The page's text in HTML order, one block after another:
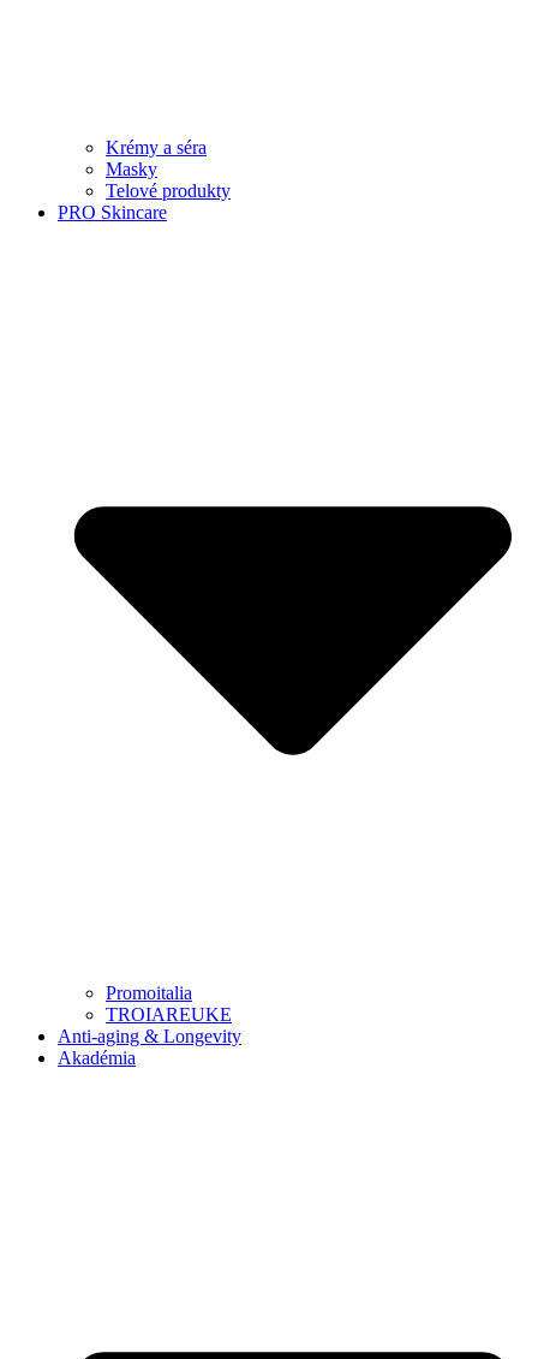
Krémy a séra
Masky
Telové produkty
PRO Skincare
Promoitalia
TROIAREUKE
Anti-aging & Longevity
Akadémia